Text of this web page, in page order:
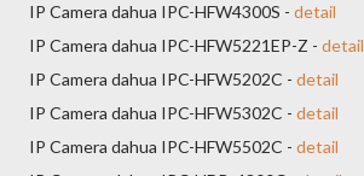
IP Camera dahua IPC-HFW4300S - detail
IP Camera dahua IPC-HFW5221EP-Z - detail
IP Camera dahua IPC-HFW5202C - detail
IP Camera dahua IPC-HFW5302C - detail
IP Camera dahua IPC-HFW5502C - detail